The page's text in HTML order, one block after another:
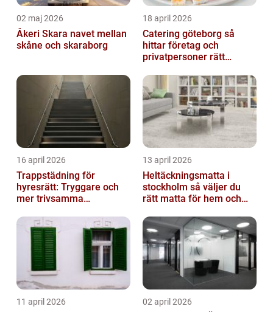
02 maj 2026
Åkeri Skara navet mellan
skåne och skaraborg
18 april 2026
Catering göteborg så
hittar företag och
privatpersoner rätt
16 april 2026
Trappstädning för
hyresrätt: Tryggare och
mer trivsamma
13 april 2026
Heltäckningsmatta i
stockholm så väljer du
rätt matta för hem och
11 april 2026 02 april 2026